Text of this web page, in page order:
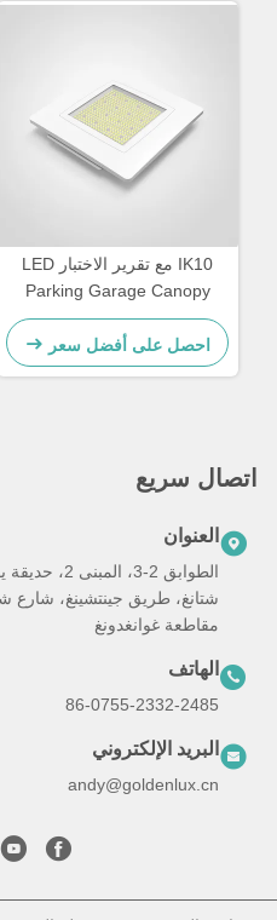
IK10 مع تقرير الاختبار LED
Parking Garage Canopy
Light متكامل SMD 3030 LED
Chip الإضاءة المقاومة للظروف
الجوية لمرافق وقوف السيارات
احصل على أفضل سعر
اتصال سريع
العنوان
الطوابق 2-3،
شتانغ، طريق جينتشينغ، شارع
مقاطعة غوانغدونغ
الهاتف
86-0755-2332-2485
البريد الإلكتروني
andy@goldenlux.cn